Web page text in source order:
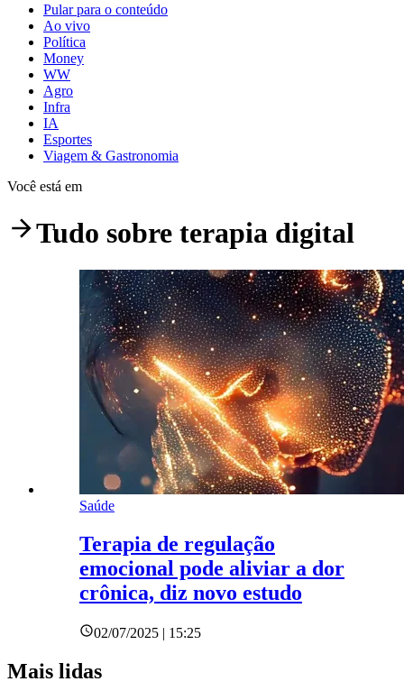
Pular para o conteúdo
Ao vivo
Política
Money
WW
Agro
Infra
IA
Esportes
Viagem & Gastronomia
Você está em
Tudo sobre terapia digital
Saúde
Terapia de regulação
emocional pode aliviar a dor
crônica, diz novo estudo
02/07/2025 | 15:25
Mais lidas